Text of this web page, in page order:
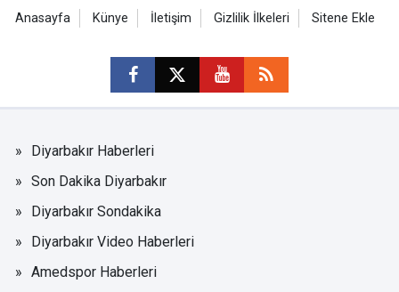
Anasayfa Künye İletişim Gizlilik İlkeleri Sitene Ekle
Diyarbakır Haberleri
Son Dakika Diyarbakır
Diyarbakır Sondakika
Diyarbakır Video Haberleri
Amedspor Haberleri